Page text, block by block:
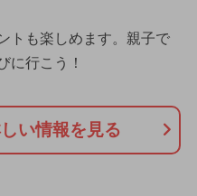
トも楽しめます。親子で
に行こう！
い情報を見る